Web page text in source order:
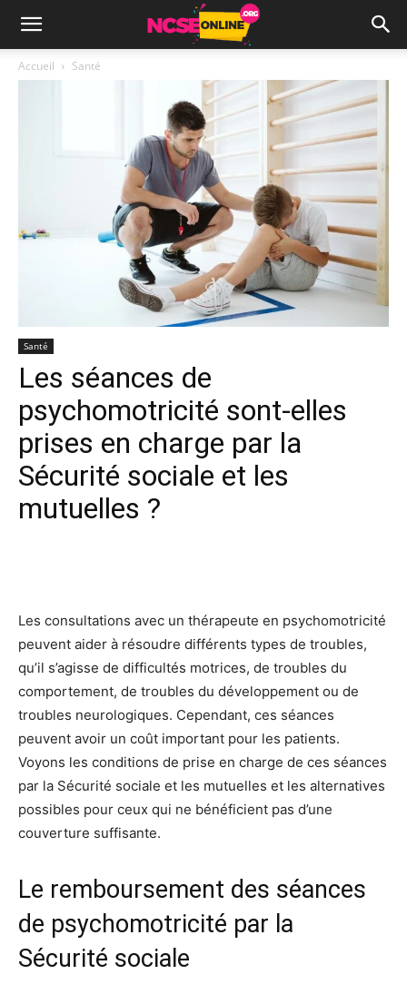
Accueil Santé
Santé
Les séances de
psychomotricité sont-elles
prises en charge par la
Sécurité sociale et les
mutuelles ?
Les consultations avec un thérapeute en psychomotricité
peuvent aider à résoudre différents types de troubles,
qu’il s’agisse de difficultés motrices, de troubles du
comportement, de troubles du développement ou de
troubles neurologiques. Cependant, ces séances
peuvent avoir un coût important pour les patients.
Voyons les conditions de prise en charge de ces séances
par la Sécurité sociale et les mutuelles et les alternatives
possibles pour ceux qui ne bénéficient pas d’une
couverture suffisante.
Le remboursement des séances
de psychomotricité par la
Sécurité sociale